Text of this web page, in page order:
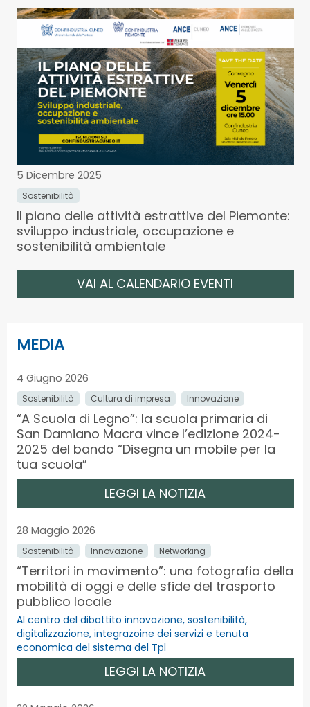
5 Dicembre 2025
Sostenibilità
Il piano delle attività estrattive del Piemonte:
sviluppo industriale, occupazione e
sostenibilità ambientale
VAI AL CALENDARIO EVENTI
MEDIA
4 Giugno 2026
Sostenibilità Cultura di impresa Innovazione
“A Scuola di Legno”: la scuola primaria di
San Damiano Macra vince l’edizione 2024-
2025 del bando “Disegna un mobile per la
tua scuola”
LEGGI LA NOTIZIA
28 Maggio 2026
Sostenibilità Innovazione Networking
“Territori in movimento”: una fotografia della
mobilità di oggi e delle sfide del trasporto
pubblico locale
Al centro del dibattito innovazione, sostenibilità,
digitalizzazione, integrazoine dei servizi e tenuta
economica del sistema del Tpl
LEGGI LA NOTIZIA